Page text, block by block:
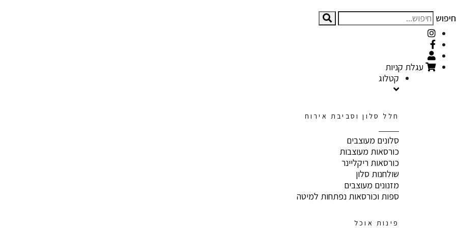
חיפוש
עגלת קניות
קטלוג
חלל סלון וסביבת אירוח
סלונים מעוצבים
כורסאות מעוצבות
כורסאות ריקליינר
שולחנות סלון
מזנונים מעוצבים
ספות וכורסאות נפתחות למיטה
פינות אוכל